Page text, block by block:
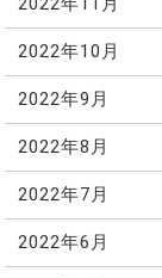
2022年10月
2022年9月
2022年8月
2022年7月
2022年6月